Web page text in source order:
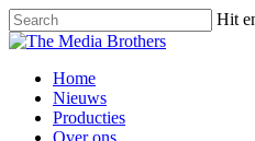
Skip
to
content
Hit
Close
Menu
Home
Nieuws
Producties
Over ons